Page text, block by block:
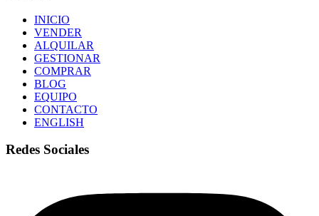
INICIO
VENDER
ALQUILAR
GESTIONAR
COMPRAR
BLOG
EQUIPO
CONTACTO
ENGLISH
Redes Sociales